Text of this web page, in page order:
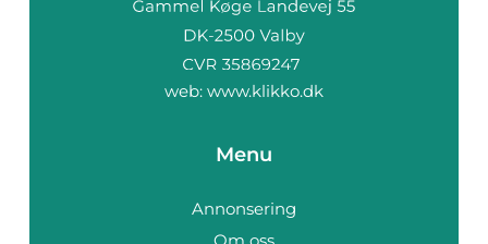
web: www.klikko.dk
Menu
Annonsering